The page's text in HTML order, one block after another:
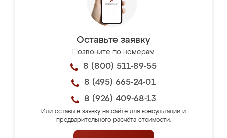
Оставьте заявку
Позвоните по номерам
8 (800) 511-89-55
8 (495) 665-24-01
8 (926) 409-68-13
Или оставьте заявку на сайте для консультации и
предварительного расчёта стоимости.